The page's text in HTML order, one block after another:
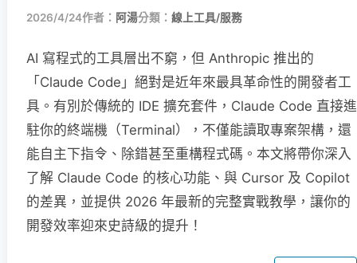
2026/4/24作者： 阿湯分類： 線上工具/服務
AI 寫程式的工具層出不窮，但 Anthropic 推出的
「Claude Code」絕對是近年來最具革命性的開發者工
具。有別於傳統的 IDE 擴充套件，Claude Code 直接進
駐你的終端機（Terminal），不僅能讀取專案架構，還
能自主下指令、除錯甚至重構程式碼。本文將帶你深入
了解 Claude Code 的核心功能、與 Cursor 及 Copilot
的差異，並提供 2026 年最新的完整實戰教學，讓你的
開發效率迎來史詩級的提升！